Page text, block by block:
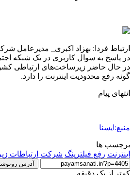
ارتباط فردا: بهزاد اکبری_ مدیرعامل
در پاسخ به سوال کاربری در یک شبکه
در حال حاضر زیرساخت‌های ارتباطی
گونه رفع محدودیت اینترنت را دارد.
انتهای پیام
منبع:ایسنا
برچسب ها
اینترنت رفع فیلترینگ شرکت ارتباطات
آدرس
کمتر از یک دقیقه